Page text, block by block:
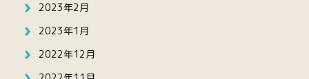
2023年2月
2023年1月
2022年12月